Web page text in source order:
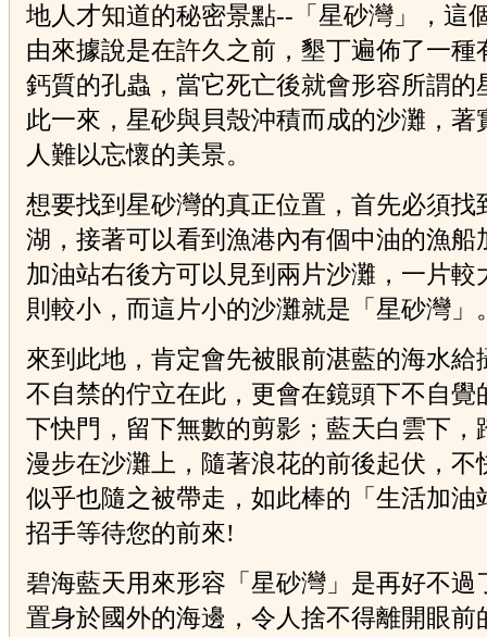
地人才知道的秘密景點--「星砂灣」，這
由來據說是在許久之前，墾丁遍佈了一種
鈣質的孔蟲，當它死亡後就會形容所謂的
此一來，星砂與貝殼沖積而成的沙灘，著
人難以忘懷的美景。
想要找到星砂灣的真正位置，首先必須找
湖，接著可以看到漁港內有個中油的漁船
加油站右後方可以見到兩片沙灘，一片較
則較小，而這片小的沙灘就是「星砂灣」
來到此地，肯定會先被眼前湛藍的海水給
不自禁的佇立在此，更會在鏡頭下不自覺
下快門，留下無數的剪影；藍天白雲下，
漫步在沙灘上，隨著浪花的前後起伏，不
似乎也隨之被帶走，如此棒的「生活加油
招手等待您的前來!
碧海藍天用來形容「星砂灣」是再好不過
置身於國外的海邊，令人捨不得離開眼前